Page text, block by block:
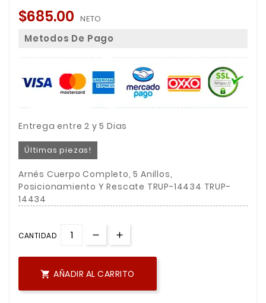
$685.00 NETO
Metodos De Pago
Entrega entre 2 y 5 Dias
Últimas piezas!
Arnés Cuerpo Completo, 5 Anillos,
Posicionamiento Y Rescate TRUP-14434 TRUP-
14434
CANTIDAD
 AÑADIR AL CARRITO